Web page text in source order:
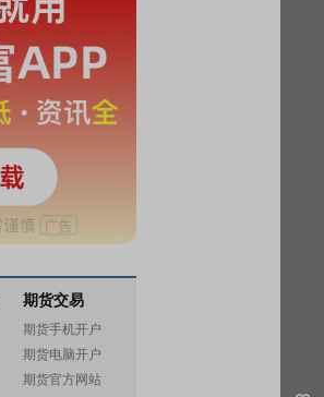
期货交易
期货手机开户
期货电脑开户
期货官方网站